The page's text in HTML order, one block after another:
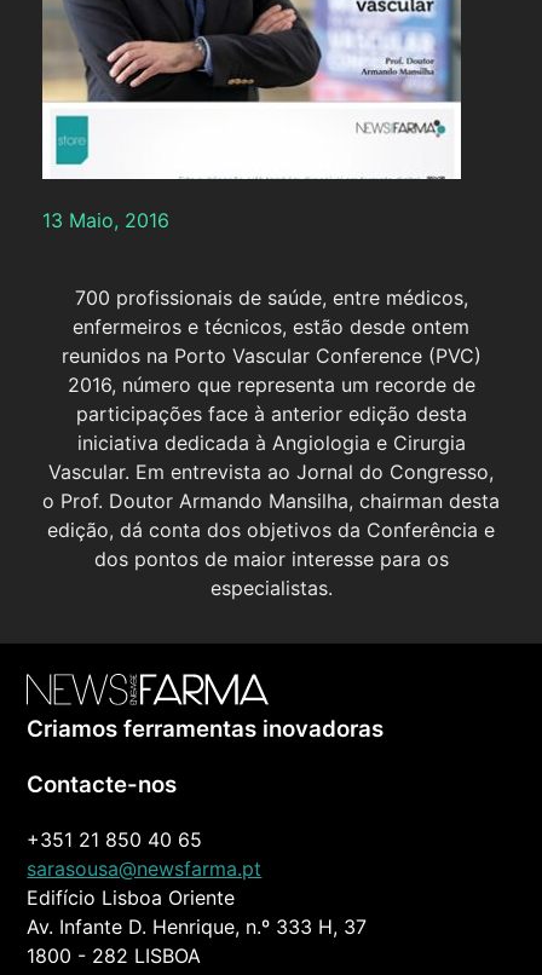
13 Maio, 2016
700 profissionais de saúde, entre médicos,
enfermeiros e técnicos, estão desde ontem
reunidos na Porto Vascular Conference (PVC)
2016, número que representa um recorde de
participações face à anterior edição desta
iniciativa dedicada à Angiologia e Cirurgia
Vascular. Em entrevista ao Jornal do Congresso,
o Prof. Doutor Armando Mansilha, chairman desta
edição, dá conta dos objetivos da Conferência e
dos pontos de maior interesse para os
especialistas.
Criamos ferramentas inovadoras
Contacte-nos
+351 21 850 40 65
sarasousa@newsfarma.pt
Edifício Lisboa Oriente
Av. Infante D. Henrique, n.º 333 H, 37
1800 - 282 LISBOA